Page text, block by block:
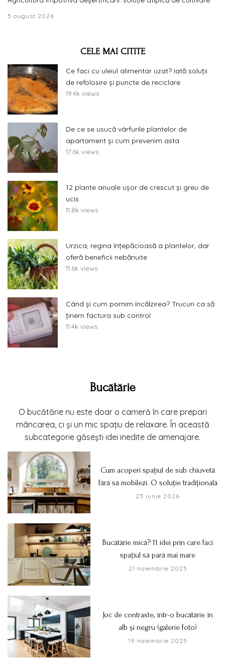
5 august 2026
CELE MAI CITITE
Ce faci cu uleiul alimentar uzat? Iată soluții
de refolosire și puncte de reciclare
19.4k views
De ce se usucă vârfurile plantelor de
apartament și cum prevenim asta
17.6k views
12 plante anuale ușor de crescut și greu de
ucis
11.8k views
Urzica, regina înțepăcioasă a plantelor, dar
oferă beneficii nebănuite
11.6k views
Când și cum pornim încălzirea? Trucuri ca să
ținem factura sub control
11.4k views
Bucătărie
O bucătărie nu este doar o cameră în care prepari
mâncarea, ci și un mic spațiu de relaxare. În această
subcategorie găsești idei inedite de amenajare.
Cum acoperi spațiul de sub chiuvetă
fără să mobilezi. O soluție tradițională
23 iunie 2026
Bucătărie mică? 11 idei prin care faci
spațiul să pară mai mare
21 noiembrie 2025
Joc de contraste, într-o bucătărie în
alb și negru (galerie foto)
19 noiembrie 2025